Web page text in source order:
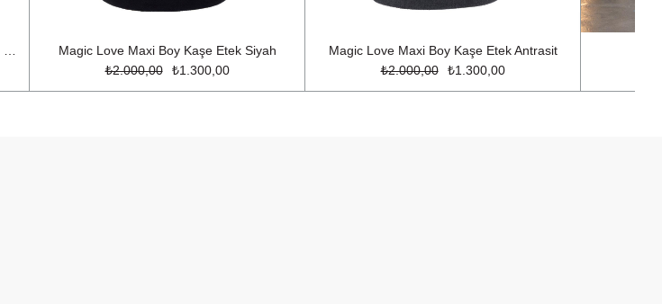
Magic Love Maxi Boy Kaşe Etek Siyah
₺1.300,00
₺2.000,00
Magic Love Maxi Boy Kaşe Etek Antrasit
₺1.300,00
₺2.000,00